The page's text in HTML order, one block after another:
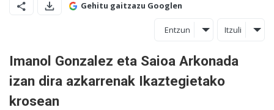
Gehitu gaitzazu Googlen
Entzun Itzuli
Imanol Gonzalez eta Saioa Arkonada
izan dira azkarrenak Ikaztegietako
krosean